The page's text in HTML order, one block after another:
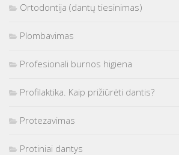
Ortodontija (dantų tiesinimas)
Plombavimas
Profesionali burnos higiena
Profilaktika. Kaip prižiūrėti dantis?
Protezavimas
Protiniai dantys